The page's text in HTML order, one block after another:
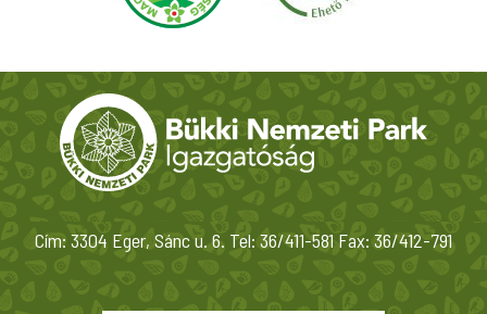
Cím: 3304 Eger, Sánc u. 6. Tel: 36/411-581 Fax: 36/412-791